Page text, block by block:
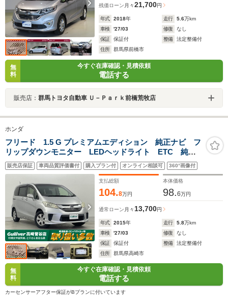
残価ローン 月々21,700円
年式 2018年 走行 5.6万km
車検
'27/03 修復
なし
保証
保証付 整備
法定整備付
住所
群馬県前橋市
無
料
今すぐ在庫確認・見積依頼
電話する
販売店： 群馬トヨタ自動車 Ｕ－Ｐａｒｋ前橋荒牧店
ホンダ
フリード 1.5 G プレミアムエディション 純正ナビ フ
リップダウンモニター LEDヘッドライト ETC 純正
フロアマット オートエアコン 両側パワースライドド
ア 横滑り防止機能 電動格納ミラー
BluetoothAudio 禁煙車
販売店保証 車両品質評価書付 購入プラン付 オンライン相談可 360°画像付
支払総額
104.8万円
本体価格
98.6万円
通常ローン 月々 13,700円
年式 2015年 走行 5.8万km
車検
'27/03 修復
なし
保証
保証付 整備
法定整備付
住所
群馬県高崎市
無
料
今すぐ在庫確認・見積依頼
電話する
カーセンサーアフター保証がBプランに付いています